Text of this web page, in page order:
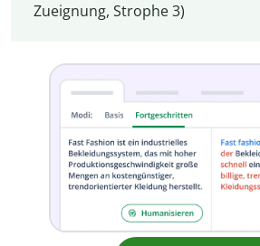
Zueignung, Strophe 3)